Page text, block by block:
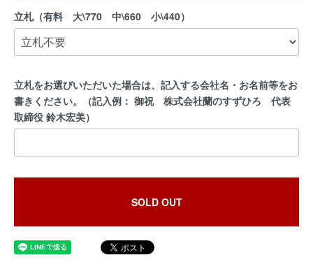
立札（有料 大\770 中\660 小\440）
立札をお選びいただいた場合は、記入する会社名・お名前等をお
書きください。（記入例： 御祝 株式会社蘭のすずひろ 代表
取締役 鈴木宏美）
SOLD OUT